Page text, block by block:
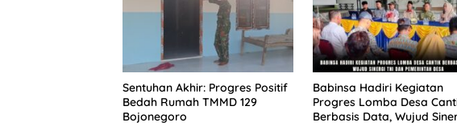
Sentuhan Akhir: Progres Positif
Bedah Rumah TMMD 129
Bojonegoro
Babinsa Hadiri Kegiatan
Progres Lomba Desa
Berbasis Data, Wujud